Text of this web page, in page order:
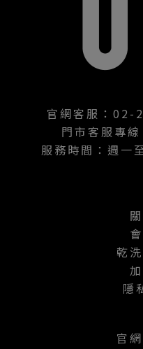
官網客服：
門市客服專
服務時間：週
乾
隱
官